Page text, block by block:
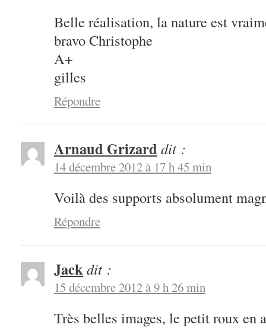
Belle réalisation, la nature est
bravo Christophe
A+
gilles
Répondre
Arnaud Grizard dit :
14 décembre 2012 à 17 h 45 min
Voilà des supports absolument
Répondre
Jackdit :
15 décembre 2012 à 9 h 26 min
Très belles images, le petit roux en